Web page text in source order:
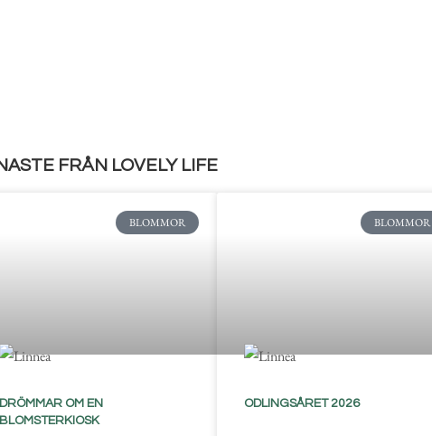
FRÅN LOVELY LIFE
BLOMMOR
DRÖMMAR OM EN
BLOMSTERKIOSK
BLOMMOR
ODLINGSÅRET 2026